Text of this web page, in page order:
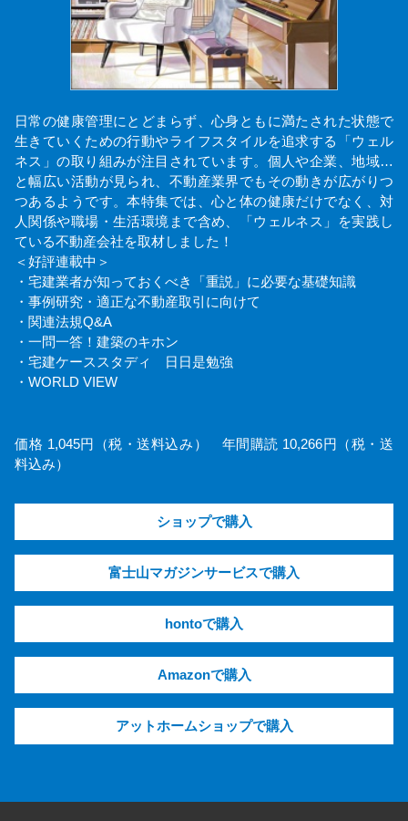
日常の健康管理にとどまらず、心身ともに満たされた状態で
生きていくための行動やライフスタイルを追求する「ウェル
ネス」の取り組みが注目されています。個人や企業、地域…
と幅広い活動が見られ、不動産業界でもその動きが広がりつ
つあるようです。本特集では、心と体の健康だけでなく、対
人関係や職場・生活環境まで含め、「ウェルネス」を実践し
ている不動産会社を取材しました！
＜好評連載中＞
・宅建業者が知っておくべき「重説」に必要な基礎知識
・事例研究・適正な不動産取引に向けて
・関連法規Q&A
・一問一答！建築のキホン
・宅建ケーススタディ 日日是勉強
・WORLD VIEW
価格 1,045円（税・送料込み） 年間購読 10,266円（税・送
料込み）
ショップで購入
富士山マガジンサービスで購入
hontoで購入
Amazonで購入
アットホームショップで購入